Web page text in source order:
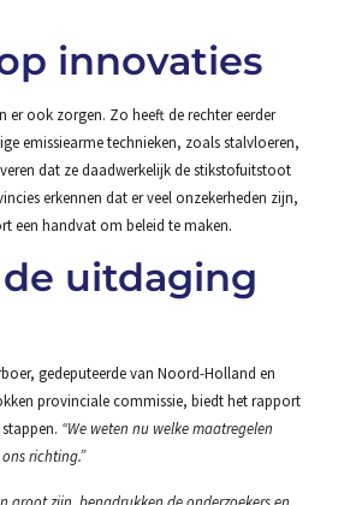
innovaties
er ook zorgen. Zo heeft de rechter eerder
emissiearme technieken, zoals stalvloeren,
dat ze daadwerkelijk de stikstofuitstoot
erkennen dat er veel onzekerheden zijn,
een handvat om beleid te maken.
uitdaging
gedeputeerde van Noord-Holland en
provinciale commissie, biedt het rapport
“We weten nu welke maatregelen
richting.”